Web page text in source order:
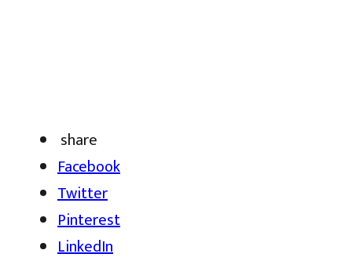
share
Facebook
Twitter
Pinterest
LinkedIn